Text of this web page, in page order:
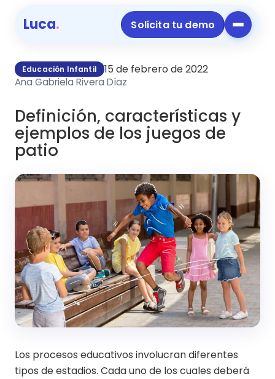
Luca. Solicita tu demo
Educación Infantil 15 de febrero de 2022
Ana Gabriela Rivera Díaz
Definición, características y
ejemplos de los juegos de
patio
Los procesos educativos involucran diferentes
tipos de estadios. Cada uno de los cuales deberá